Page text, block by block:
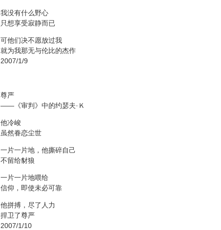
我没有什么野心
只想享受寂静而已
可他们决不愿放过我
就为我那无与伦比的杰作
2007/1/9
尊严
——《审判》中的约瑟夫·Ｋ
他冷峻
虽然眷恋尘世
一片一片地，他撕碎自己
不留给豺狼
一片一片地喂给
信仰，即使未必可靠
他拼搏，尽了人力
捍卫了尊严
2007/1/10